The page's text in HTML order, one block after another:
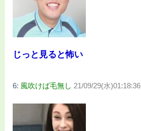
じっと見ると怖い
6: 風吹けば毛無し 21/09/29(水)01:18:36